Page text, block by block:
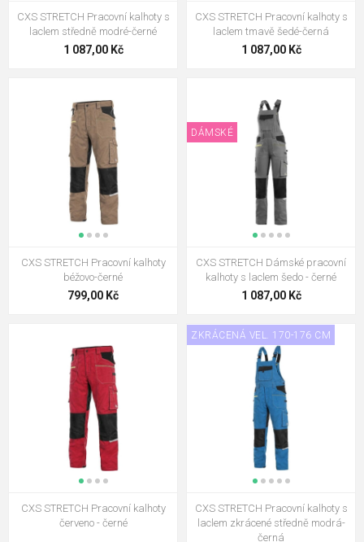
CXS STRETCH Pracovní kalhoty s
laclem středně modré-černé
1 087,00 Kč
CXS STRETCH Pracovní kalhoty s
laclem tmavě šedé-černá
1 087,00 Kč
CXS STRETCH Pracovní kalhoty
béžovo-černé
799,00 Kč
DÁMSKÉ
CXS STRETCH Dámské pracovní
kalhoty s laclem šedo - černé
1 087,00 Kč
CXS STRETCH Pracovní kalhoty
červeno - černé
ZKRÁCENÁ VEL. 170-176 CM
CXS STRETCH Pracovní kalhoty s
laclem zkrácené středně modrá-
černá